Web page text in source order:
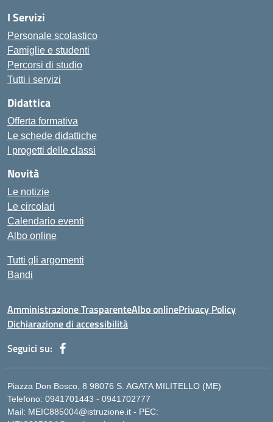
I Servizi
Personale scolastico
Famiglie e studenti
Percorsi di studio
Tutti i servizi
Didattica
Offerta formativa
Le schede didattiche
I progetti delle classi
Novità
Le notizie
Le circolari
Calendario eventi
Albo online
Tutti gli argomenti
Bandi
Amministrazione TrasparenteAlbo onlinePrivacy Policy
Dichiarazione di accessibilità
Seguici su:
Piazza Don Bosco, 8 98076 S. AGATA MILITELLO (ME)
Telefono: 0941701443 - 0941702777
Mail: MEIC885004@istruzione.it - PEC: